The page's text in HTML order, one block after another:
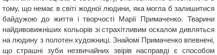
тому, що немає в світі жодної людини, яка могла б залишитися
байдужою до життя і творчості Марії Примаченко. Тварини
найдивовижніших кольорів зі страхітливим оскалом дивляться
на людину з полотен художниці. Знайомі Примаченко впевнені,
що страшні зуби незвичайних звірів насправді є способом